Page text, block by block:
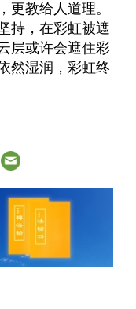
更教给人道理。
持，在彩虹被遮
层或许会遮住彩
然湿润，彩虹终